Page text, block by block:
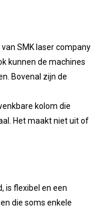
SMK laser company
kunnen de machines
Bovenal zijn de
kolom die
Het maakt niet uit of
is flexibel en een
die soms enkele